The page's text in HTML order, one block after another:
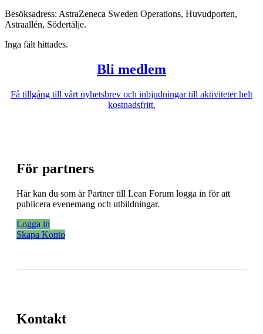
Besöksadress: AstraZeneca Sweden Operations, Huvudporten,
Astraallén, Södertälje.
Inga fält hittades.
Bli medlem
Få tillgång till vårt nyhetsbrev och inbjudningar till aktiviteter helt
kostnadsfritt.
För partners
Här kan du som är Partner till Lean Forum logga in för att
publicera evenemang och utbildningar.
Logga in
Skapa Konto
Kontakt